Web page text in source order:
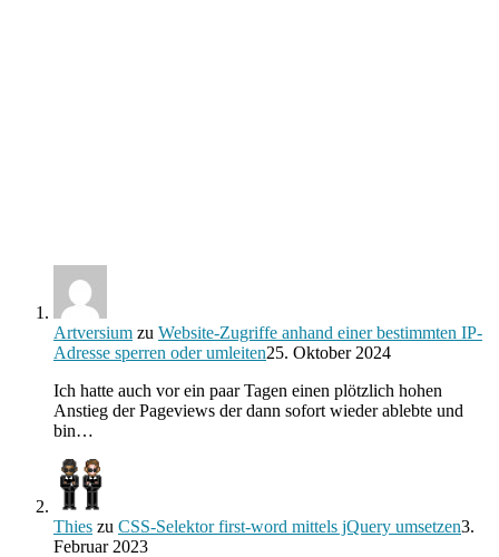
Artversium zu Website-Zugriffe anhand einer bestimmten IP-
Adresse sperren oder umleiten25. Oktober 2024
Ich hatte auch vor ein paar Tagen einen plötzlich hohen
Anstieg der Pageviews der dann sofort wieder ablebte und
bin…
Thies zu CSS-Selektor first-word mittels jQuery umsetzen3.
Februar 2023